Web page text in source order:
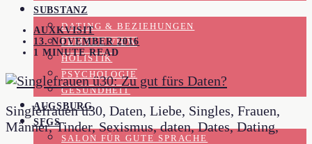
SUBSTANZ
DATING & BEZIEHUNGEN
FEMALE VIEW
HOLISTIK
PSYCHOLOGIE
GESUNDHEIT
AUGSBURG
SFGS
SALON FÜR GUTE SPRACHE
AUXKVISIT
13. NOVEMBER 2016
1 MINUTE READ
Singlefrauen ü30, Daten, Liebe, Singles, Frauen,
Männer, Tinder, Sexismus, daten, Dates, Dating,